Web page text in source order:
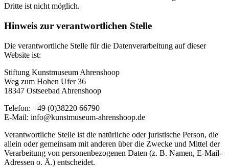
Dritte ist nicht möglich.
Hinweis zur verantwortlichen Stelle
Die verantwortliche Stelle für die Datenverarbeitung auf dieser
Website ist:
Stiftung Kunstmuseum Ahrenshoop
Weg zum Hohen Ufer 36
18347 Ostseebad Ahrenshoop
Telefon: +49 (0)38220 66790
E-Mail: info@kunstmuseum-ahrenshoop.de
Verantwortliche Stelle ist die natürliche oder juristische Person, die
allein oder gemeinsam mit anderen über die Zwecke und Mittel der
Verarbeitung von personenbezogenen Daten (z. B. Namen, E-Mail-
Adressen o. Ä.) entscheidet.